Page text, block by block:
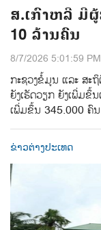
ສ.ເກົາຫລີ ມີ
10 ລ້ານຄົນ
8/7/2026 5:01:59 PM
ກະຊວງຂໍ້ມູນ ແລະ ສະ
ຍັງເຮັດວຽກ ຍັງເພີ່ມຂຶ້
ເພີ່ມຂຶ້ນ 345.000 ຄົນ
ຂ່າວຕ່າງປະເທດ